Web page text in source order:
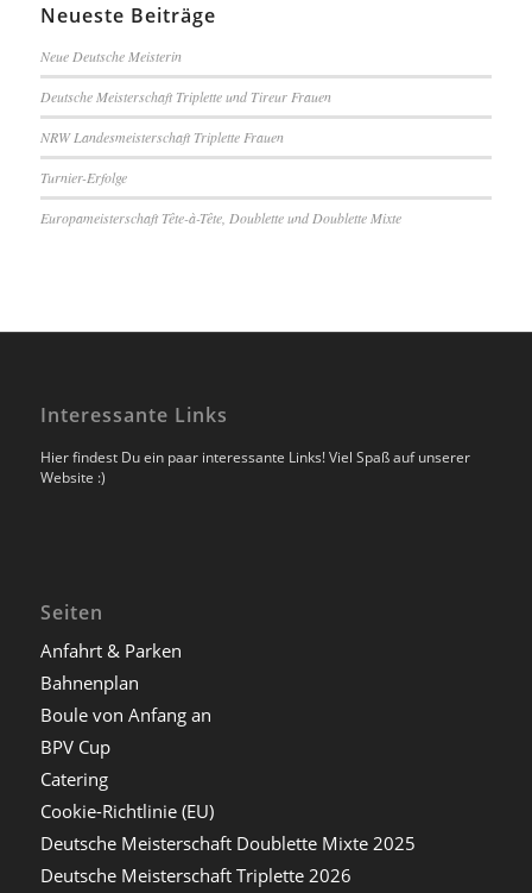
Neueste Beiträge
Neue Deutsche Meisterin
Deutsche Meisterschaft Triplette und Tireur Frauen
NRW Landesmeisterschaft Triplette Frauen
Turnier-Erfolge
Europameisterschaft Tête-à-Tête, Doublette und Doublette Mixte
Interessante Links
Hier findest Du ein paar interessante Links! Viel Spaß auf unserer
Website :)
Seiten
Anfahrt & Parken
Bahnenplan
Boule von Anfang an
BPV Cup
Catering
Cookie-Richtlinie (EU)
Deutsche Meisterschaft Doublette Mixte 2025
Deutsche Meisterschaft Triplette 2026